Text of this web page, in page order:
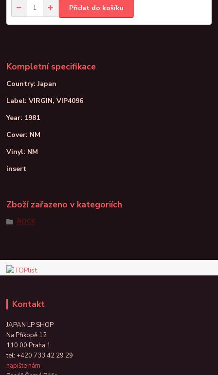
Přidat do košíku
Kompletní specifikace
Country: Japan
Label: VIRGIN, VIP4096
Year: 1981
Cover: NM
Vinyl: NM
insert
Zboží zařazeno v kategoriích
ROCK
Kontakt
JAPAN LP SHOP
Na Příkopě 12
110 00 Praha 1
tel: +420 733 42 29 29
napište nám